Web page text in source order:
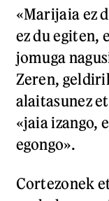
«Marijaia ez
ez du egiten,
jomuga
Zeren,
alaitasunez
«jaia izango,
egongo».
Cortezonek